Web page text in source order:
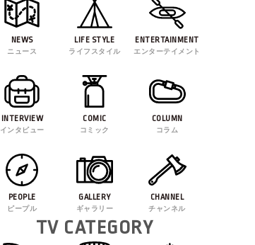
NEWS
ニュース
LIFE STYLE
ライフスタイル
ENTERTAINMENT
エンターテイメント
INTERVIEW
インタビュー
COMIC
コミック
COLUMN
コラム
PEOPLE
ピープル
GALLERY
ギャラリー
CHANNEL
チャンネル
TV CATEGORY